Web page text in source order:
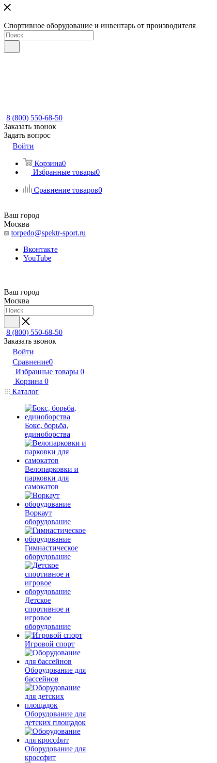
Спортивное оборудование и инвентарь от производителя
8 (800) 550-68-50
Заказать звонок
Задать вопрос
Войти
Корзина0
Избранные товары0
Сравнение товаров0
Ваш город
Москва
torpedo@spektr-sport.ru
Вконтакте
YouTube
Ваш город
Москва
8 (800) 550-68-50
Заказать звонок
Войти
Сравнение0
Избранные товары 0
Корзина 0
Каталог
Бокс, борьба,
единоборства
Велопарковки и
парковки для
самокатов
Воркаут
оборудование
Гимнастическое
оборудование
Детское
спортивное и
игровое
оборудование
Игровой спорт
Оборудование для
бассейнов
Оборудование для
детских площадок
Оборудование для
кроссфит